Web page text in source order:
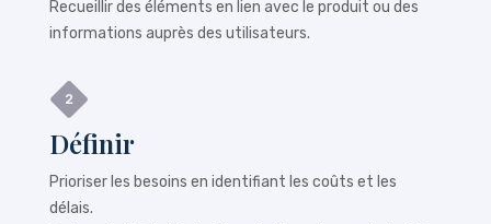
Recueillir des éléments en lien avec le produit ou des
informations auprès des utilisateurs.
Définir
Prioriser les besoins en identifiant les coûts et les
délais.